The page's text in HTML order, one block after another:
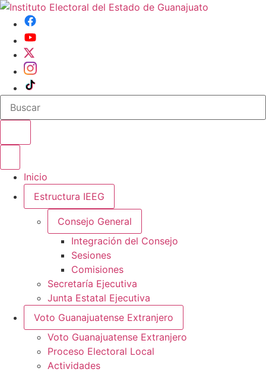
Buscar en el sitio
Inicio
Estructura IEEG
Consejo General
Integración del Consejo
Sesiones
Comisiones
Secretaría Ejecutiva
Junta Estatal Ejecutiva
Voto Guanajuatense Extranjero
Voto Guanajuatense Extranjero
Proceso Electoral Local
Actividades